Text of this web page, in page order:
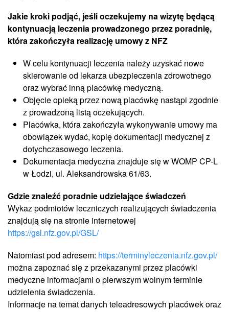
Jakie kroki podjąć, jeśli oczekujemy na wizytę będącą
kontynuacją leczenia prowadzonego przez poradnię,
która zakończyła realizację umowy z NFZ
W celu kontynuacji leczenia należy uzyskać nowe
skierowanie od lekarza ubezpieczenia zdrowotnego
oraz wybrać inną placówkę medyczną.
Objęcie opieką przez nową placówkę nastąpi zgodnie
z prowadzoną listą oczekujących.
Placówka, która zakończyła wykonywanie umowy ma
obowiązek wydać, kopię dokumentacji medycznej z
dotychczasowego leczenia.
Dokumentacja medyczna znajduje się w WOMP CP-L
w Łodzi, ul. Aleksandrowska 61/63.
Gdzie znaleźć poradnie udzielające świadczeń
Wykaz podmiotów leczniczych realizujących świadczenia
znajdują się na stronie internetowej
https://gsl.nfz.gov.pl/GSL/
Natomiast pod adresem: https://terminyleczenia.nfz.gov.pl/
można zapoznać się z przekazanymi przez placówki
medyczne informacjami o pierwszym wolnym terminie
udzielenia świadczenia.
Informacje na temat danych teleadresowych placówek oraz